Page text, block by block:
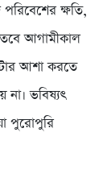
ক্ষতি,
তবে আগামীকাল
আশা করতে
না। ভবিষ্যৎ
পুরোপুরি